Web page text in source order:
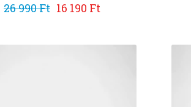
26 990 Ft 16 190 Ft